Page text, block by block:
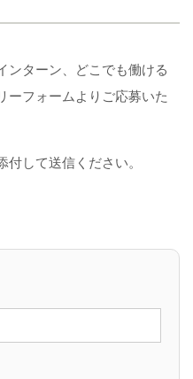
ンターン、どこでも働ける
ーフォームよりご応募いた
して送信ください。